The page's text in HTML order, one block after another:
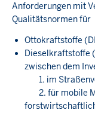
Anforderungen mit
Qualitätsnormen für
Ottokraftstoffe
Dieselkraftstoffe
zwischen dem
1. im
2. für mobile